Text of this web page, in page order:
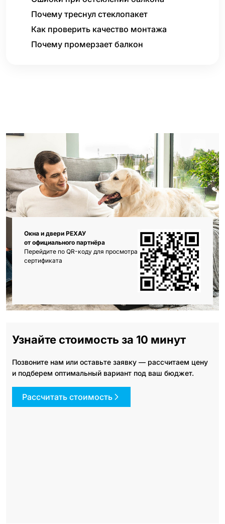
Почему треснул стеклопакет
Как проверить качество монтажа
Почему промерзает балкон
Окна и двери РЕХАУ
от официального партнёра
Перейдите по QR-коду для просмотра
сертификата
Узнайте стоимость за 10 минут
Позвоните нам или оставьте заявку — рассчитаем цену
и подберем оптимальный вариант под ваш бюджет.
Рассчитать стоимость